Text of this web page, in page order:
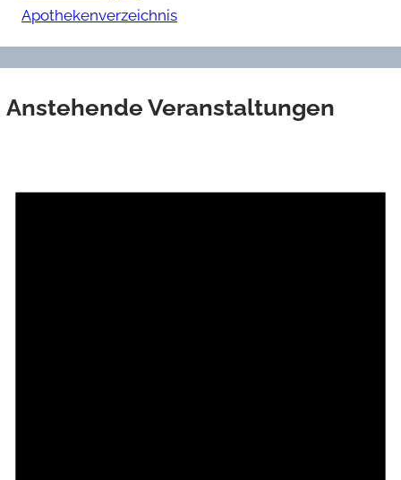
Apothekenverzeichnis
Anstehende Veranstaltungen